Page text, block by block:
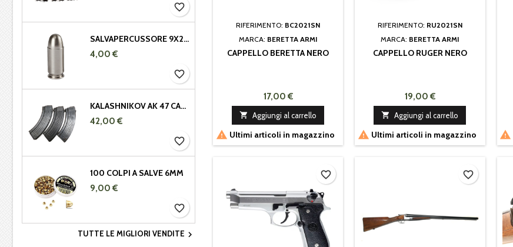
favorite_border
SALVAPERCUSSORE 9X21 IN METALLO
4,00 €
favorite_border
KALASHNIKOV AK 47 CARICATORE METALLICO 7,62X39 DA 29 COLPI
42,00 €
favorite_border
100 COLPI A SALVE 6MM
9,00 €
favorite_border
TUTTE LE MIGLIORI VENDITE 
RIFERIMENTO: BC2021SN
MARCA: BERETTA ARMI
CAPPELLO BERETTA NERO
17,00 €
 Aggiungi al carrello
 Ultimi articoli in magazzino
RIFERIMENTO: RU2021SN
MARCA: BERETTA ARMI
CAPPELLO RUGER NERO
19,00 €
 Aggiungi al carrello
 Ultimi articoli in magazzino 
favorite_border favorite_border